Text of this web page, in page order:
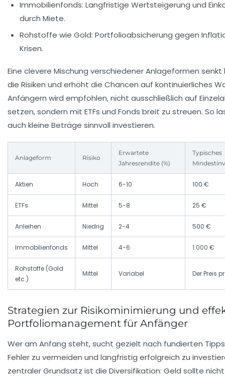
Immobilienfonds: Langfristige Wertsteigerung und
durch Miete.
Rohstoffe wie Gold: Portfolioabsicherung gegen
Krisen.
Eine clevere Mischung verschiedener Anlageformen
die Risiken und erhöht die Chancen auf kontinuierliches
Anfängern wird empfohlen, nicht ausschließlich auf
setzen, sondern mit ETFs und Fonds breit zu streuen. So
auch kleine Beträge sinnvoll investieren.
Anlageform Risiko
Erwartete
Jahresrendite (%)
Typisches
Aktien Hoch 6-10 100 €
ETFs Mittel 5-8 25 €
Anleihen Niedrig 2-4 500 €
Immobilienfonds Mittel 4-6 1.000 €
Rohstoffe (Gold
etc.)
Mittel Variabel Der Preis
Strategien zur Risikominimierung und
Portfoliomanagement für Anfänger
Wer am Anfang steht, sucht gezielt nach fundierten
Fehler zu vermeiden und langfristig erfolgreich zu
zentraler Grundsatz ist die Diversifikation: Geld sollte